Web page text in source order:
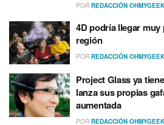
POR REDACCIÓN
4D podrí­a llegar
región
POR REDACCIÓN
Project Glass ya
lanza sus propias
aumentada
POR REDACCIÓN